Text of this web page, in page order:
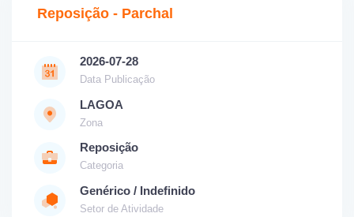
Reposição - Parchal
2026-07-28
Data Publicação
LAGOA
Zona
Reposição
Categoria
Genérico / Indefinido
Setor de Atividade